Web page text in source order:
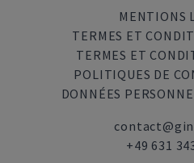
MENTIONS
TERMES ET
TERMES ET
POLITIQUES DE
DONNÉES
+49 631